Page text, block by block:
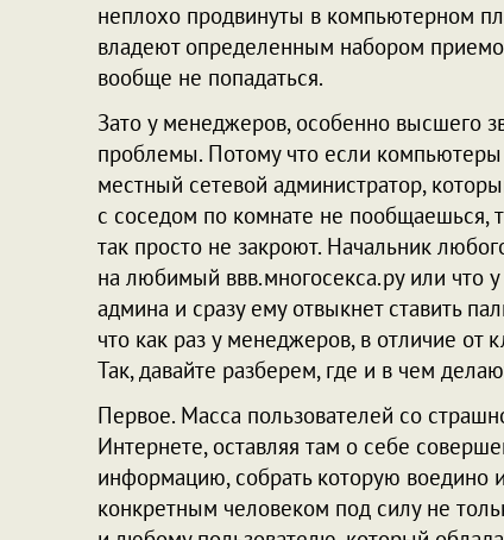
неплохо продвинуты в компьютерном
владеют определенным набором
вообще не попадаться.
Зато у менеджеров, особенно высшего
проблемы. Потому что если
местный сетевой администратор,
с соседом по комнате не пообщаешься,
так просто не закроют. Начальник
на любимый ввв.многосекса.ру или что у
админа и сразу ему отвыкнет ставить
что как раз у менеджеров, в отличие
Так, давайте разберем, где и в чем
Первое. Масса пользователей со
Интернете, оставляя там о себе
информацию, собрать которую воедино
конкретным человеком под силу не